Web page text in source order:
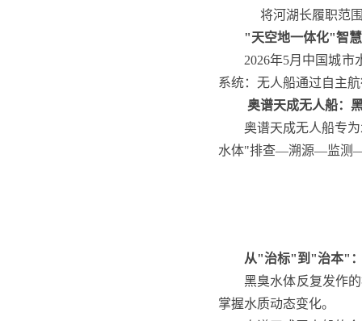
将河湖长履职范
"天空地一体化"智
2026年5月中国城
系统：无人船通过自主
奥谱天成无人船：
奥谱天成无人船专
水体"排查—溯源—监测
从"治标"到"治本"
黑臭水体反复发作
掌握水质动态变化。